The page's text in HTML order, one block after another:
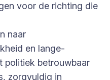
voor de richting die
naar
en lange-
politiek betrouwbaar
zorgvuldig in